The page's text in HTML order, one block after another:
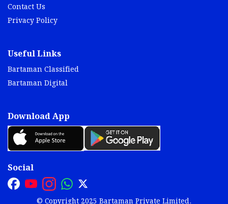
Contact Us
Privacy Policy
Useful Links
Bartaman Classified
Bartaman Digital
Download App
Social
© Copyright 2025 Bartaman Private Limited.